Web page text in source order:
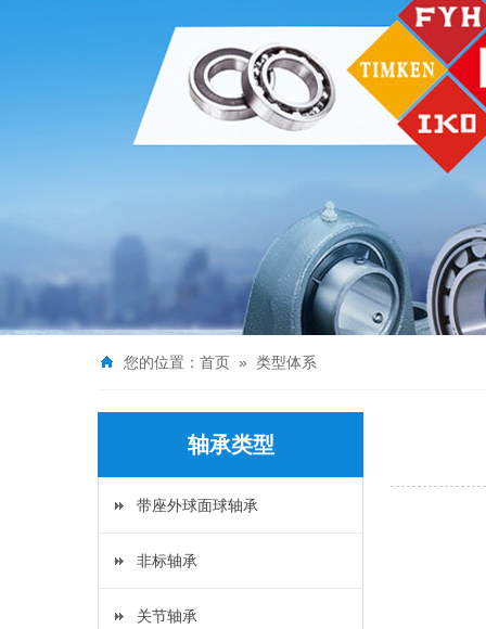
您的位置： 首页 » 类型体系
轴承类型
带座外球面球轴承
非标轴承
关节轴承